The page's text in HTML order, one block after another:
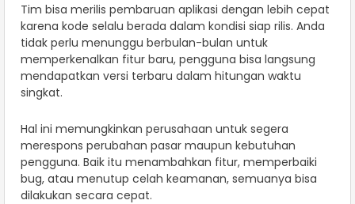
Tim bisa merilis pembaruan aplikasi dengan lebih cepat
karena kode selalu berada dalam kondisi siap rilis. Anda
tidak perlu menunggu berbulan-bulan untuk
memperkenalkan fitur baru, pengguna bisa langsung
mendapatkan versi terbaru dalam hitungan waktu
singkat.
Hal ini memungkinkan perusahaan untuk segera
merespons perubahan pasar maupun kebutuhan
pengguna. Baik itu menambahkan fitur, memperbaiki
bug, atau menutup celah keamanan, semuanya bisa
dilakukan secara cepat.